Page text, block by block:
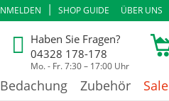
| SHOP GUIDE ÜBER UNS
Haben Sie Fragen?
04328 178-178
Mo. - Fr. 7:30 – 17:00 Uhr
Bedachung Zubehör Sale